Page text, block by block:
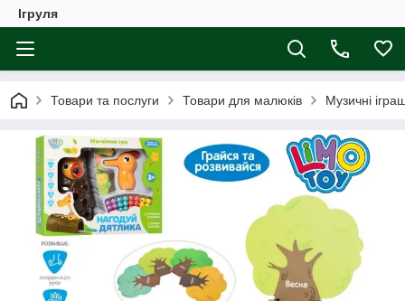
Ігруля
Товари та послуги Товари для малюків Музичні